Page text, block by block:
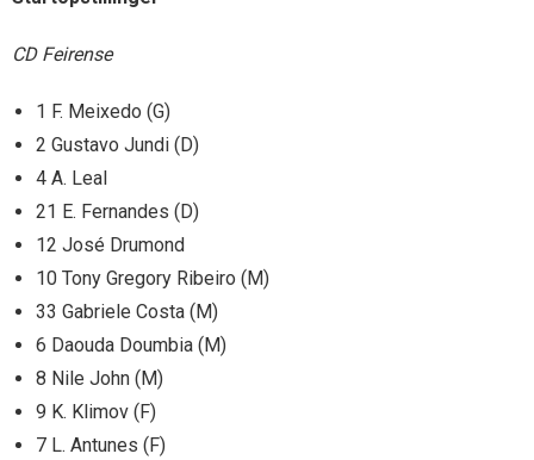
CD Feirense
1 F. Meixedo (G)
2 Gustavo Jundi (D)
4 A. Leal
21 E. Fernandes (D)
12 José Drumond
10 Tony Gregory Ribeiro (M)
33 Gabriele Costa (M)
6 Daouda Doumbia (M)
8 Nile John (M)
9 K. Klimov (F)
7 L. Antunes (F)